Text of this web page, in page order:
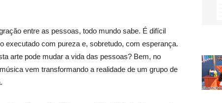
entre as pessoas, todo mundo sabe. É difícil
executado com pureza e, sobretudo, com esperança.
arte pode mudar a vida das pessoas? Bem, no
vem transformando a realidade de um grupo de